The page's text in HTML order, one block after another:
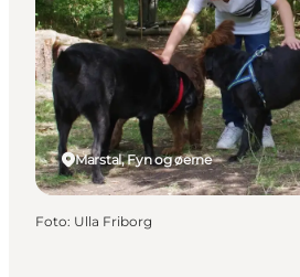
Planlægning
Marstal, Fyn og øerne
Foto: Ulla Friborg